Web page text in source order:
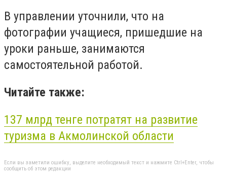
В управлении уточнили, что на
фотографии учащиеся, пришедшие на
уроки раньше, занимаются
самостоятельной работой.
Читайте также:
137 млрд тенге потратят на развитие
туризма в Акмолинской области
Если вы заметили ошибку, выделите необходимый текст и нажмите Ctrl+Enter, чтобы
сообщить об этом редакции